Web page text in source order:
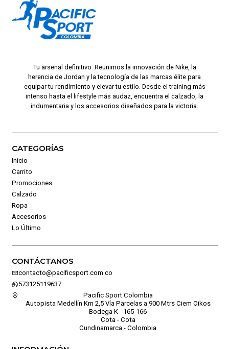
Tu arsenal definitivo. Reunimos la innovación de Nike, la
herencia de Jordan y la tecnología de las marcas élite para
equipar tu rendimiento y elevar tu estilo. Desde el training más
intenso hasta el lifestyle más audaz, encuentra el calzado, la
indumentaria y los accesorios diseñados para la victoria.
CATEGORÍAS
Inicio
Carrito
Promociones
Calzado
Ropa
Accesorios
Lo Último
CONTÁCTANOS
contacto@pacificsport.com.co
573125119637
Pacific Sport Colombia
Autopista Medellín Km 2,5 Vía Parcelas a 900 Mtrs Ciem Oikos
Bodega K - 165-166
Cota - Cota
Cundinamarca - Colombia